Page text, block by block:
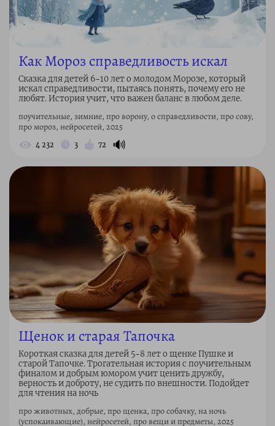
Как Мороз справедливость искал
Сказка для детей 6–10 лет о молодом Морозе, который
искал справедливости, пытаясь понять, почему его не
любят. История учит, что важен баланс в любом деле.
поучительные, зимние, про ворону, о справедливости, про сову,
про мороз, нейросетей, 2025
4 232 3 72 🔊
Щенок и старая Тапочка
Короткая сказка для детей 5–8 лет о щенке Пушке и
старой Тапочке. Трогательная история с поучительным
финалом и добрым юмором учит ценить дружбу,
верность и доброту, не судить по внешности. Подойдет
для чтения на ночь
про животных, добрые, про щенка, про собачку, на ночь
(успокаивающие), нейросетей, про вещи и предметы, 2025